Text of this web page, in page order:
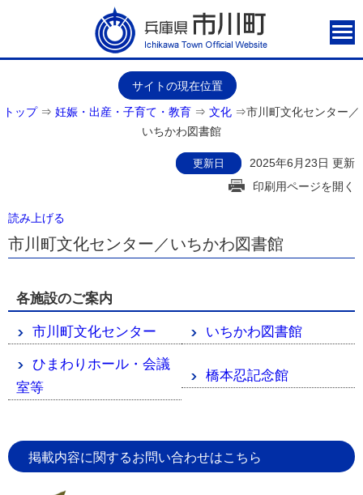
サイトの現在位置
トップ⇒ 妊娠・出産・子育て・教育 ⇒ 文化 ⇒市川町文化センター／
いちかわ図書館
更新日
2025年6月23日 更新
印刷用ページを開く
読み上げる
市川町文化センター／いちかわ図書館
各施設のご案内
市川町文化センター
いちかわ図書館
ひまわりホール・会議
室等
橋本忍記念館
掲載内容に関するお問い合わせはこちら